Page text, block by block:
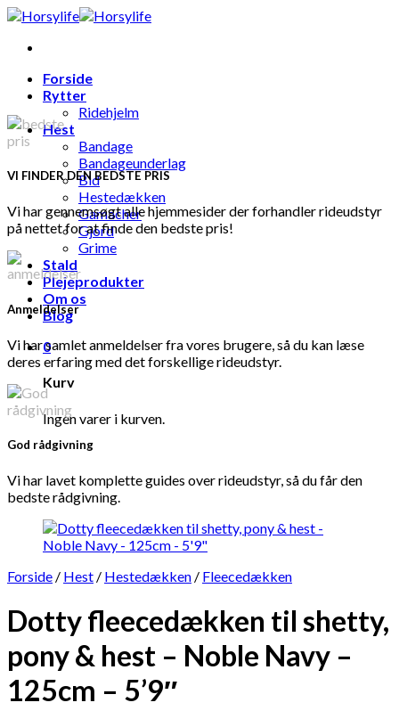
Skip
content
Forside
Rytter
Ridehjelm
Hest
Bandage
Bandageunderlag
Bid
Hestedækken
Gamacher
Gjord
Grime
Stald
Plejeprodukter
Om os
Blog
0
Kurv
Ingen varer i kurven.
VI FINDER DEN BEDSTE PRIS
Vi har gennemsøgt alle hjemmesider der forhandler rideudstyr
på nettet for at finde den bedste pris!
Anmeldelser
Vi har samlet anmeldelser fra vores brugere, så du kan læse
deres erfaring med det forskellige rideudstyr.
God rådgivning
Vi har lavet komplette guides over rideudstyr, så du får den
bedste rådgivning.
Forside / Hest / Hestedækken / Fleecedækken
Dotty fleecedækken til shetty,
pony & hest – Noble Navy –
125cm – 5’9″